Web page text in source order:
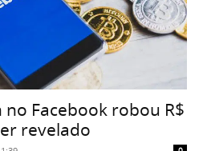
Facebook robou R$
revelado